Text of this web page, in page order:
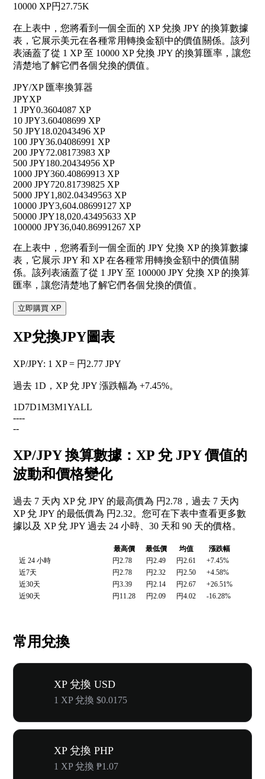
10000 XP円27.75K
在上表中，您將看到一個全面的 XP 兌換 JPY 的換算數據
表，它展示美元在各種常用轉換金額中的價值關係。該列
表涵蓋了從 1 XP 至 10000 XP 兌換 JPY 的換算匯率，讓您
清楚地了解它們各個兌換的價值。
JPY/XP 匯率換算器
JPYXP
1 JPY0.3604087 XP
10 JPY3.60408699 XP
50 JPY18.02043496 XP
100 JPY36.04086991 XP
200 JPY72.08173983 XP
500 JPY180.20434956 XP
1000 JPY360.40869913 XP
2000 JPY720.81739825 XP
5000 JPY1,802.04349563 XP
10000 JPY3,604.08699127 XP
50000 JPY18,020.43495633 XP
100000 JPY36,040.86991267 XP
在上表中，您將看到一個全面的 JPY 兌換 XP 的換算數據
表，它展示 JPY 和 XP 在各種常用轉換金額中的價值關
係。該列表涵蓋了從 1 JPY 至 100000 JPY 兌換 XP 的換算
匯率，讓您清楚地了解它們各個兌換的價值。
立即購買 XP
XP兌換JPY圖表
XP/JPY: 1 XP = 円2.77 JPY
過去 1D，XP 兌 JPY 漲跌幅為 +7.45%。
1D7D1M3M1YALL
----
--
XP/JPY 換算數據：XP 兌 JPY 價值的
波動和價格變化
過去 7 天內 XP 兌 JPY 的最高價為 円2.78，過去 7 天內
XP 兌 JPY 的最低價為 円2.32。您可在下表中查看更多數
據以及 XP 兌 JPY 過去 24 小時、30 天和 90 天的價格。
最高價 最低價 均值
漲跌幅
近 24 小時
円2.78 円2.49 円2.61
+7.45%
近7天
円2.78 円2.32 円2.50
+4.58%
近30天
円3.39 円2.14 円2.67
+26.51%
近90天
円11.28 円2.09 円4.02 -16.28%
常用兌換
XP 兌換 USD
1 XP 兌換 $0.0175
XP 兌換 PHP
1 XP 兌換 ₱1.07